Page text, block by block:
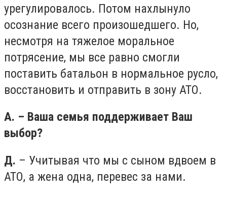
урегулировалось. Потом нахлынуло
осознание всего произошедшего. Но,
несмотря на тяжелое моральное
потрясение, мы все равно смогли
поставить батальон в нормальное русло,
восстановить и отправить в зону АТО.
А. – Ваша семья поддерживает Ваш
выбор?
Д. – Учитывая что мы с сыном вдвоем в
АТО, а жена одна, перевес за нами.